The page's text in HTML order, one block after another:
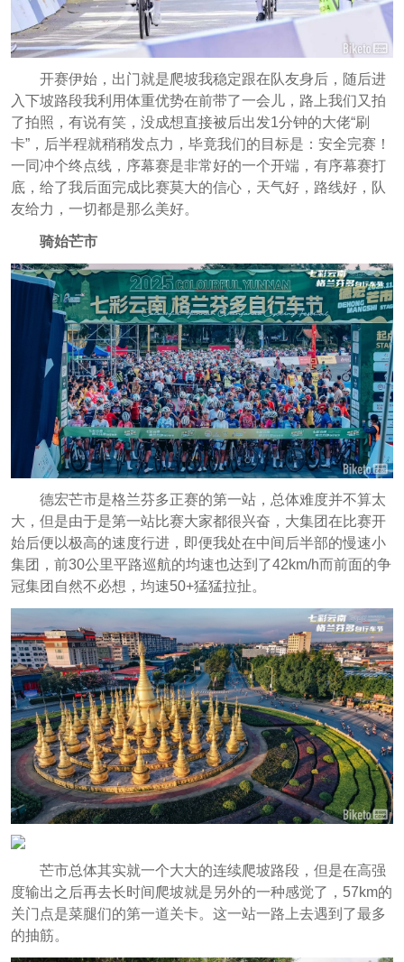
开赛伊始，出门就是爬坡我稳定跟在队友身后，随后进
入下坡路段我利用体重优势在前带了一会儿，路上我们又拍
了拍照，有说有笑，没成想直接被后出发1分钟的大佬“刷
卡”，后半程就稍稍发点力，毕竟我们的目标是：安全完赛！
一同冲个终点线，序幕赛是非常好的一个开端，有序幕赛打
底，给了我后面完成比赛莫大的信心，天气好，路线好，队
友给力，一切都是那么美好。
骑始芒市
德宏芒市是格兰芬多正赛的第一站，总体难度并不算太
大，但是由于是第一站比赛大家都很兴奋，大集团在比赛开
始后便以极高的速度行进，即便我处在中间后半部的慢速小
集团，前30公里平路巡航的均速也达到了42km/h而前面的争
冠集团自然不必想，均速50+猛猛拉扯。
芒市总体其实就一个大大的连续爬坡路段，但是在高强
度输出之后再去长时间爬坡就是另外的一种感觉了，57km的
关门点是菜腿们的第一道关卡。这一站一路上去遇到了最多
的抽筋。